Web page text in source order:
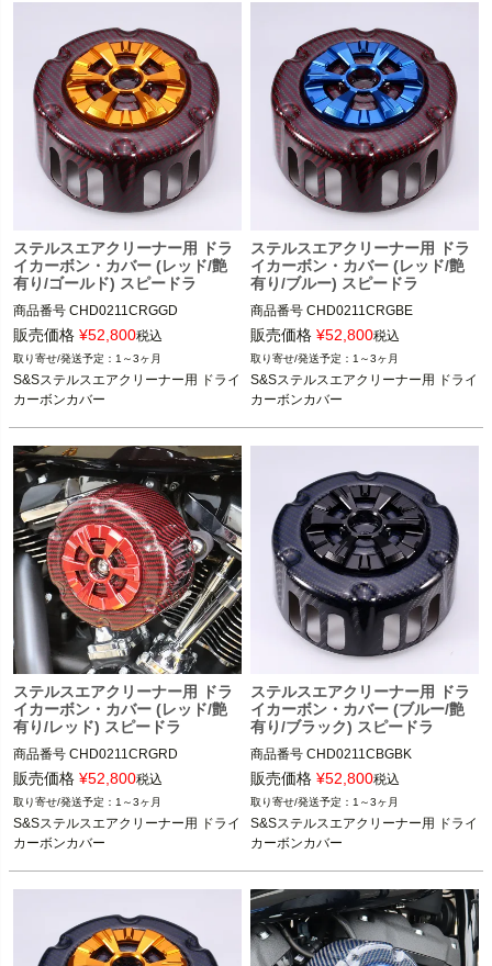
ステルスエアクリーナー用 ドラ
イカーボン・カバー (レッド/艶
有り/ゴールド) スピードラ
商品番号 CHD0211CRGGD
販売価格 ¥52,800税込
1～3ヶ月
S&Sステルスエアクリーナー用 ドライ
カーボンカバー
ステルスエアクリーナー用 ドラ
イカーボン・カバー (レッド/艶
有り/ブルー) スピードラ
商品番号 CHD0211CRGBE
販売価格 ¥52,800税込
1～3ヶ月
S&Sステルスエアクリーナー用 ドライ
カーボンカバー
ステルスエアクリーナー用 ドラ
イカーボン・カバー (レッド/艶
有り/レッド) スピードラ
商品番号 CHD0211CRGRD
販売価格 ¥52,800税込
1～3ヶ月
S&Sステルスエアクリーナー用 ドライ
カーボンカバー
ステルスエアクリーナー用 ドラ
イカーボン・カバー (ブルー/艶
有り/ブラック) スピードラ
商品番号 CHD0211CBGBK
販売価格 ¥52,800税込
1～3ヶ月
S&Sステルスエアクリーナー用 ドライ
カーボンカバー